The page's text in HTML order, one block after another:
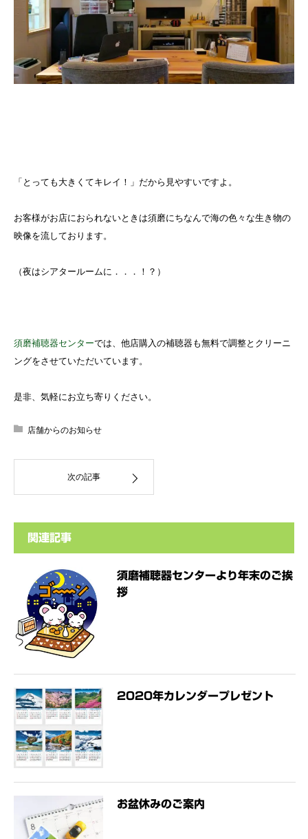
「とっても大きくてキレイ！」だから見やすいですよ。
お客様がお店におられないときは須磨にちなんで海の色々な生き物の
映像を流しております。
（夜はシアタールームに．．．！？）
須磨補聴器センターでは、他店購入の補聴器も無料で調整とクリーニ
ングをさせていただいています。
是非、気軽にお立ち寄りください。
店舗からのお知らせ
次の記事
関連記事
須磨補聴器センターより年末のご挨
拶
2020年カレンダープレゼント
お盆休みのご案内